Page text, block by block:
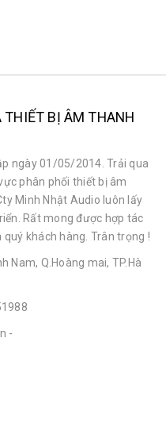
BỊ ÂM THANH
ngày 01/05/2014. Trải qua
phân phối thiết bị âm
Minh Nhật Audio luôn lấy
Rất mong được hợp tác
khách hàng. Trân trọng !
Nam, Q.Hoàng mai, TP.Hà
-